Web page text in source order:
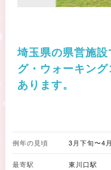
埼玉県の県営施
グ・ウォーキン
あります。
例年の見頃 3月下旬〜4
最寄駅 東川口駅